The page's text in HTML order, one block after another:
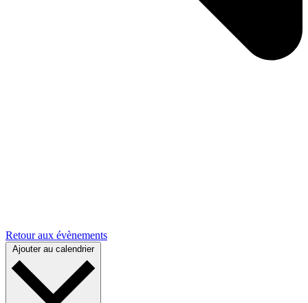
Retour aux évènements
Ajouter au calendrier